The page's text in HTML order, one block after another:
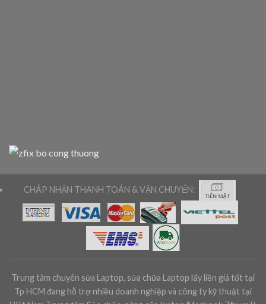
CHÁP NHẬN THANH TOÁN & VẬN CHUYỂN:
Trung tâm chuyên sửa Laptop, sửa chữa Laptop lấy liền giá tốt tại
Tp HCM đang hỗ trợ nhiều doanh nghiệp và công ty kỹ thuật tại